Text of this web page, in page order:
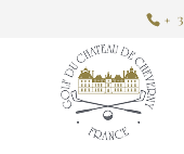
+